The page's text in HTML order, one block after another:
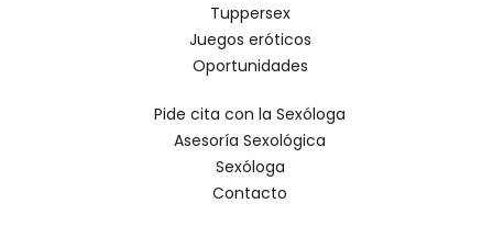
Tuppersex
Juegos eróticos
Oportunidades
Pide cita con la Sexóloga
Asesoría Sexológica
Sexóloga
Contacto